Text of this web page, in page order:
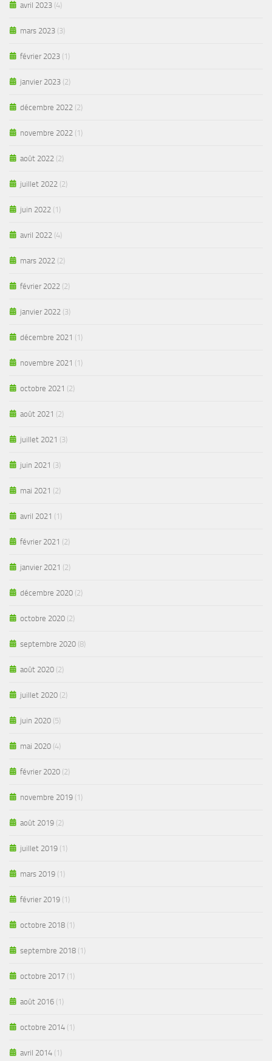
avril 2023 (4)
mars 2023 (3)
février 2023 (1)
janvier 2023 (2)
décembre 2022 (2)
novembre 2022 (1)
août 2022 (2)
juillet 2022 (2)
juin 2022 (1)
avril 2022 (4)
mars 2022 (2)
février 2022 (2)
janvier 2022 (3)
décembre 2021 (1)
novembre 2021 (1)
octobre 2021 (2)
août 2021 (2)
juillet 2021 (3)
juin 2021 (3)
mai 2021 (2)
avril 2021 (1)
février 2021 (2)
janvier 2021 (2)
décembre 2020 (2)
octobre 2020 (2)
septembre 2020 (8)
août 2020 (2)
juillet 2020 (2)
juin 2020 (5)
mai 2020 (4)
février 2020 (2)
novembre 2019 (1)
août 2019 (2)
juillet 2019 (1)
mars 2019 (1)
février 2019 (1)
octobre 2018 (1)
septembre 2018 (1)
octobre 2017 (1)
août 2016 (1)
octobre 2014 (1)
avril 2014 (1)